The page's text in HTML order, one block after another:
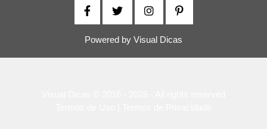
Powered by Visual Dicas